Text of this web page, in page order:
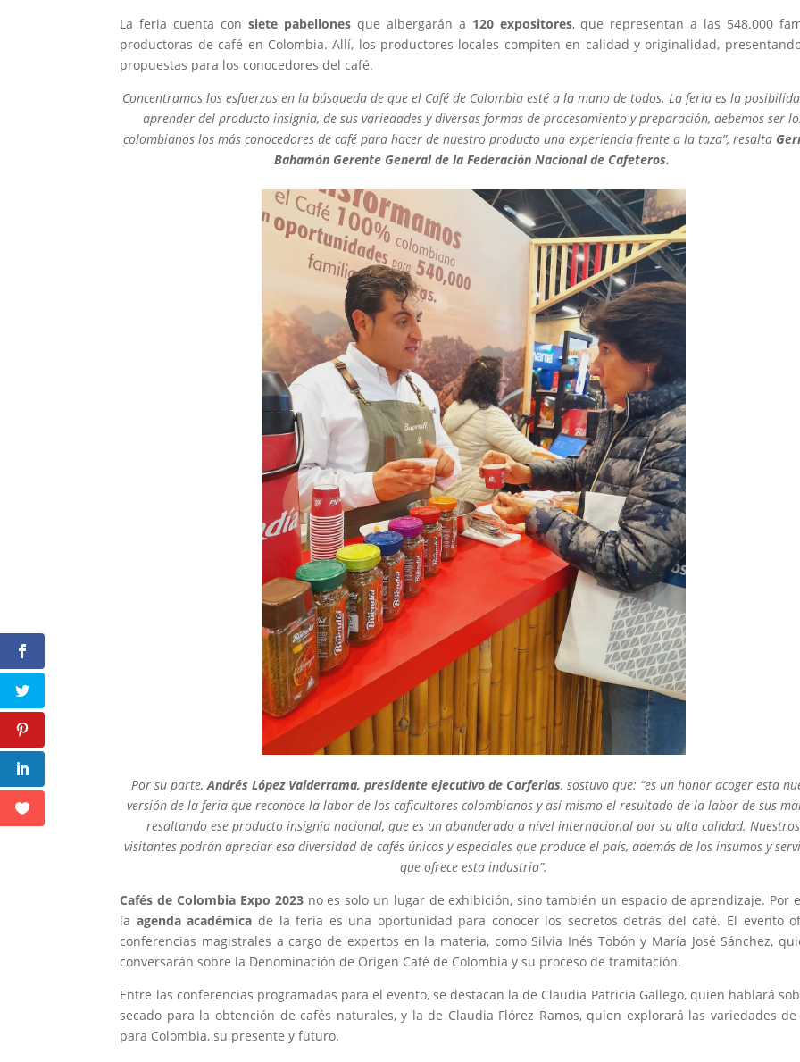
La feria cuenta consiete pabellones que albergarán a 120 expositores, que representan a las 548.000
productoras de café en Colombia. Allí, los productores locales compiten en calidad y originalidad,
propuestas para los conocedores del café.
Concentramos los esfuerzos en la búsqueda de que el Café de Colombia esté a la mano de todos. La feria es la
aprender del producto insignia, de sus variedades y diversas formas de procesamiento y preparación, debemos ser
colombianos los más conocedores de café para hacer de nuestro producto una experiencia frente a la taza”, resalta
Bahamón Gerente General de la Federación Nacional de Cafeteros.
Por su parte, Andrés López Valderrama, presidente ejecutivo de Corferias, sostuvo que: “es un honor acoger esta
versión de la feria que reconoce la labor de los caficultores colombianos y así mismo el resultado de la labor de sus
resaltando ese producto insignia nacional, que es un abanderado a nivel internacional por su alta calidad. Nuestros
visitantes podrán apreciar esa diversidad de cafés únicos y especiales que produce el país, además de los insumos y
que ofrece esta industria”.
Cafés de Colombia Expo 2023no es solo un lugar de exhibición, sino también un espacio de aprendizaje. Por
la agenda académicade la feria es una oportunidad para conocer los secretos detrás del café. El evento
conferencias magistrales a cargo de expertos en la materia, como Silvia Inés Tobón y María José Sánchez,
conversarán sobre la Denominación de Origen Café de Colombia y su proceso de tramitación.
Entre las conferencias programadas para el evento, se destacan la de Claudia Patricia Gallego, quien hablará
secado para la obtención de cafés naturales, y la de Claudia Flórez Ramos, quien explorará las variedades
para Colombia, su presente y futuro.